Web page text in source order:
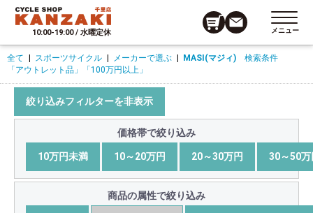
10:00-19:00 / 水曜定休 メニュー
全て スポーツサイクル メーカーで選ぶ MASI(マジィ) 検索条件
「アウトレット品」
「100万円以上」
絞り込みフィルターを非表示
価格帯で絞り込み
10万円未満 10～20万円 20～30万円 30～50万
商品の属性で絞り込み